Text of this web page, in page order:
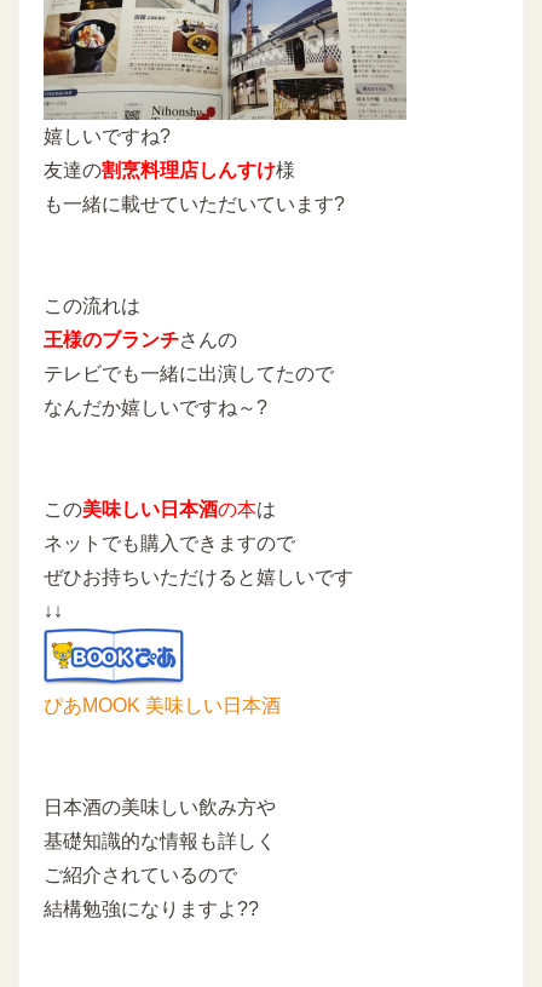
嬉しいですね?
友達の割烹料理店しんすけ様
も一緒に載せていただいています?
この流れは
王様のブランチさんの
テレビでも一緒に出演してたので
なんだか嬉しいですね～?
この美味しい日本酒の本は
ネットでも購入できますので
ぜひお持ちいただけると嬉しいです
↓↓
ぴあMOOK 美味しい日本酒
日本酒の美味しい飲み方や
基礎知識的な情報も詳しく
ご紹介されているので
結構勉強になりますよ??